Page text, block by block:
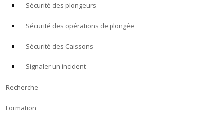
Sécurité des plongeurs
Sécurité des opérations de plongée
Sécurité des Caissons
Signaler un incident
Recherche
Formation